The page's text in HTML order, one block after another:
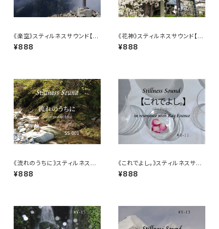
《楽空》スティルネスサウンド【ダ
ウンロード音源】
¥888
《花神》スティルネスサウンド【ダ
ウンロード音源】
¥888
《流れのうちに》スティルネスサ
ウンド【ダウンロード音源】
¥888
《これでよし。》スティルネスサウ
ンド【ダウンロード音源】
¥888